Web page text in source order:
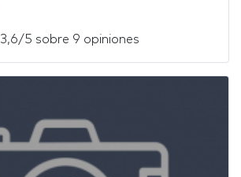
3,6/5 sobre 9 opiniones